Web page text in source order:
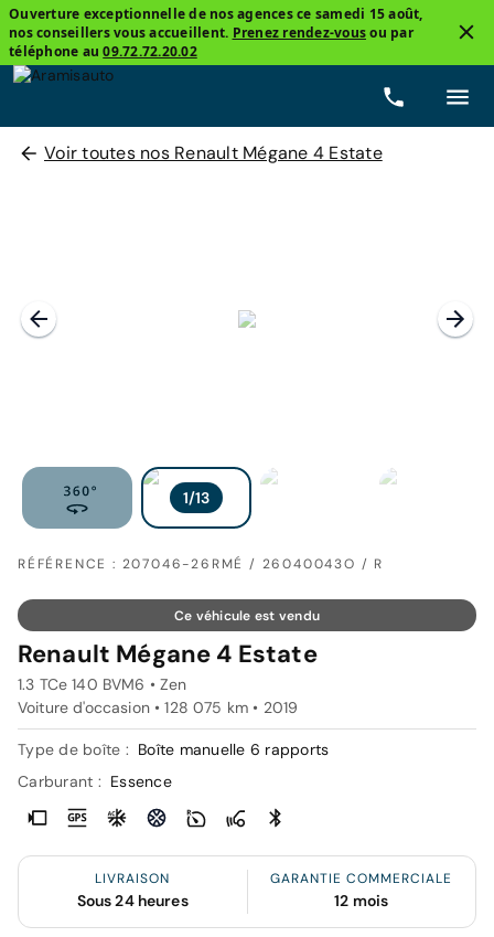
Ouverture exceptionnelle de nos agences ce samedi 15 août,
nos conseillers vous accueillent. Prenez rendez-vousou par
téléphone au09.72.72.20.02
Voir toutes nos Renault Mégane 4 Estate
RÉFÉRENCE : 207046-26RMÉ / 26040043O / R
Ce véhicule est vendu
Renault Mégane 4 Estate
1.3 TCe 140 BVM6 • Zen
Voiture d'occasion • 128 075 km • 2019
Type de boîte : Boîte manuelle 6 rapports
Carburant : Essence
LIVRAISON
Sous 24 heures
GARANTIE COMMERCIALE
12 mois